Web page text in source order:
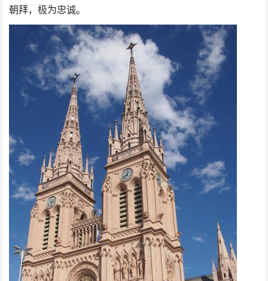
朝拜，极为忠诚。